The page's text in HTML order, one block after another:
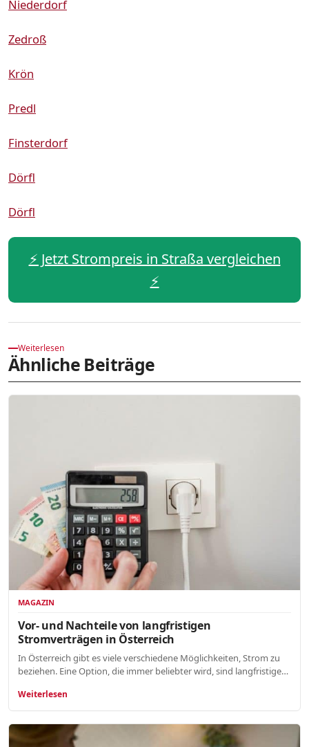
Niederdorf
Zedroß
Krön
Predl
Finsterdorf
Dörfl
Dörfl
⚡️ Jetzt Strompreis in Straßa vergleichen
⚡️
Weiterlesen
Ähnliche Beiträge
MAGAZIN
Vor- und Nachteile von langfristigen
Stromverträgen in Österreich
In Österreich gibt es viele verschiedene Möglichkeiten, Strom zu
beziehen. Eine Option, die immer beliebter wird, sind langfristige…
Weiterlesen